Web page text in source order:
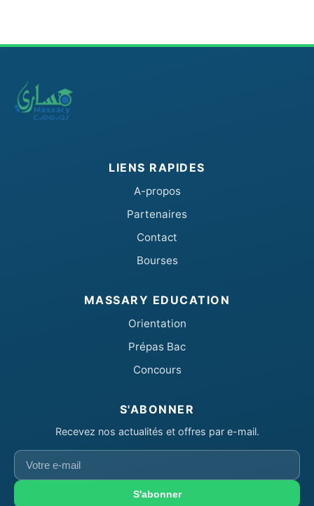
LIENS RAPIDES
A-propos
Partenaires
Contact
Bourses
MASSARY EDUCATION
Orientation
Prépas Bac
Concours
S'ABONNER
Recevez nos actualités et offres par e-mail.
Votre
e-
S'abonner